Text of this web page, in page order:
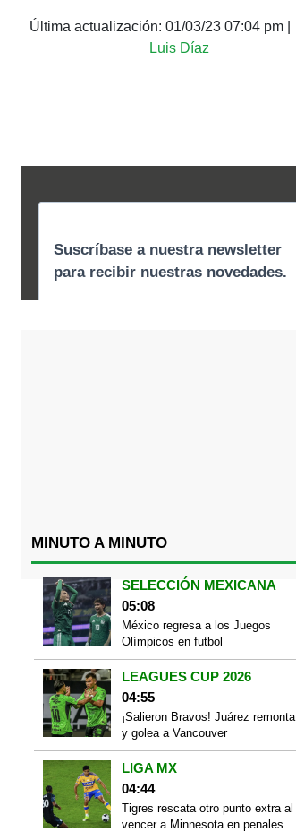
Última actualización: 01/03/23 07:04 pm|
Luis Díaz
MINUTO A MINUTO
SELECCIÓN MEXICANA
05:08
México regresa a los Juegos
Olímpicos en futbol
LEAGUES CUP 2026
04:55
¡Salieron Bravos! Juárez remonta
y golea a Vancouver
LIGA MX
04:44
Tigres rescata otro punto extra al
vencer a Minnesota en penales